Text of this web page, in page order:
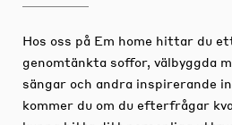
Hos oss på Em home hittar du
genomtänkta soffor, välbyggda
sängar och andra inspirerande
kommer du om du efterfrågar